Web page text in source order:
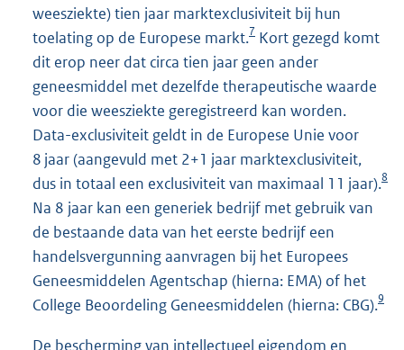
weesziekte) tien jaar marktexclusiviteit bij hun
toelating op de Europese markt.7 Kort gezegd komt
dit erop neer dat circa tien jaar geen ander
geneesmiddel met dezelfde therapeutische waarde
voor die weesziekte geregistreerd kan worden.
Data-exclusiviteit geldt in de Europese Unie voor
8 jaar (aangevuld met 2+1 jaar marktexclusiviteit,
dus in totaal een exclusiviteit van maximaal 11 jaar).8
Na 8 jaar kan een generiek bedrijf met gebruik van
de bestaande data van het eerste bedrijf een
handelsvergunning aanvragen bij het Europees
Geneesmiddelen Agentschap (hierna: EMA) of het
College Beoordeling Geneesmiddelen (hierna: CBG).9
De bescherming van intellectueel eigendom en